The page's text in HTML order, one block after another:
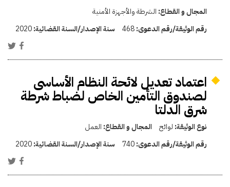
المجال و القطاع: الشرطة والأجهزة الأمنية
رقم الوثيقة/رقم الدعوى:468 سنة الإصدار/السنة القضائية:2020
اعتماد تعديل لائحة النظام الأساسى
لصندوق التأمين الخاص لضباط شرطة
شرق الدلتا
نوع الوثيقة: لوائح المجال و القطاع: العمل
رقم الوثيقة/رقم الدعوى:740 سنة الإصدار/السنة القضائية:2020